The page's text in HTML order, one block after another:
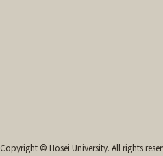
Copyright © Hosei University. All rights